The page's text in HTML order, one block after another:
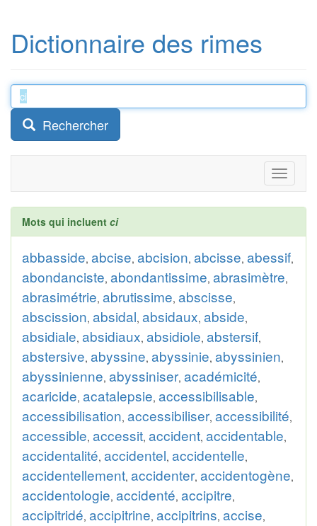
Dictionnaire des rimes
Rechercher
Toggle
Mots qui incluent ci
abbasside, abcise, abcision, abcisse, abessif,
abondanciste, abondantissime, abrasimètre,
abrasimétrie, abrutissime, abscisse,
abscission, absidal, absidaux, abside,
absidiale, absidiaux, absidiole, abstersif,
abstersive, abyssine, abyssinie, abyssinien,
abyssinienne, abyssiniser, académicité,
acaricide, acatalepsie, accessibilisable,
accessibilisation, accessibiliser, accessibilité,
accessible, accessit, accident, accidentable,
accidentalité, accidentel, accidentelle,
accidentellement, accidenter, accidentogène,
accidentologie, accidenté, accipitre,
accipitridé, accipitrine, accipitrins, accise,